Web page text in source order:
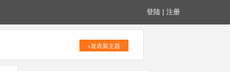
登陆 | 注册
+发表新主题